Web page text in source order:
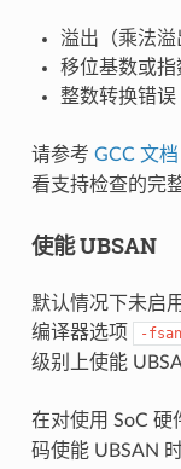
溢出（乘法溢
移位基数或指
整数转换错误
请参考 GCC 文档
看支持检查的完
使能 UBSAN
默认情况下未启
编译器选项
-
级别上使能
在对使用 SoC 硬
码使能 UBSAN